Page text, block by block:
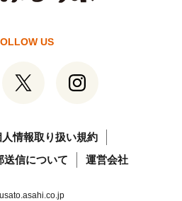
US
人情報取り扱い規約
送信について
運営会社